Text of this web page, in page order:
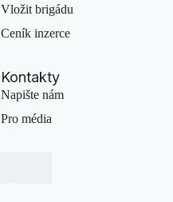
Vložit brigádu
Ceník inzerce
Kontakty
Napište nám
Pro média